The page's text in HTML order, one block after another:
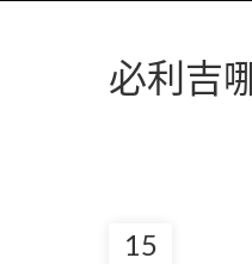
必利吉
15